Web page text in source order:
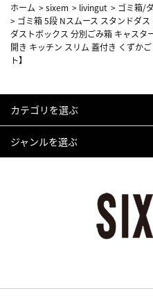
ホーム >sixem > livingut > ゴミ箱/
> ゴミ箱 5段 Nスムース スタンドダ
ダストボックス 分別ごみ箱 キャスタ
開き キッチン スリム 蓋付き くずか
ト】
カテゴリを選ぶ
ジャンルを選ぶ